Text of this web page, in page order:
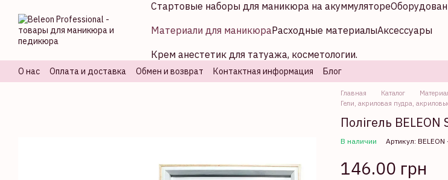
Стартовые наборы для маникюра на акуммуляторе
Материали для маникюраРасходные материалыАксессуары
Крем анестетик для татуажа, косметологии.
О нас Оплата и доставка Обмен и возврат Контактная информация Блог
Главная Каталог
Гели, акриловая пудра,
Полігель
В наличии Артикул: BELEON
146.00 грн